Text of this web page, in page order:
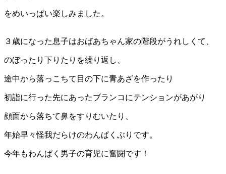
をめいっぱい楽しみました。
３歳になった息子はおばあちゃん家の階段がうれしくて、
のぼったり下りたりを繰り返し、
途中から落っこちて目の下に青あざを作ったり
初詣に行った先にあったブランコにテンションがあがり
顔面から落ちて鼻をすりむいたり、
年始早々怪我だらけのわんぱくぶりです。
今年もわんぱく男子の育児に奮闘です！